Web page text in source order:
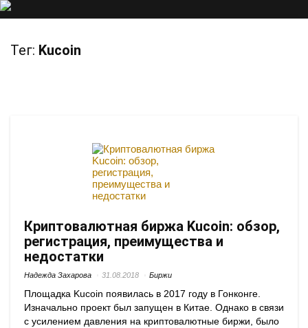
Тег: Kucoin
Криптовалютная биржа Kucoin: обзор,
регистрация, преимущества и
недостатки
Надежда Захарова 31.08.2018 Биржи
Площадка Kucoin появилась в 2017 году в Гонконге.
Изначально проект был запущен в Китае. Однако в связи
с усилением давления на криптовалютные биржи, было